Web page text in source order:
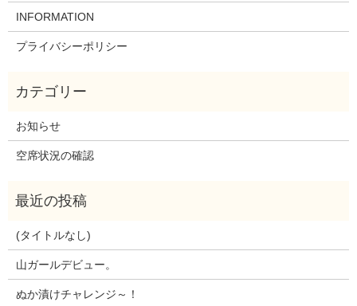
INFORMATION
プライバシーポリシー
お知らせ
空席状況の確認
(タイトルなし)
山ガールデビュー。
ぬか漬けチャレンジ～！